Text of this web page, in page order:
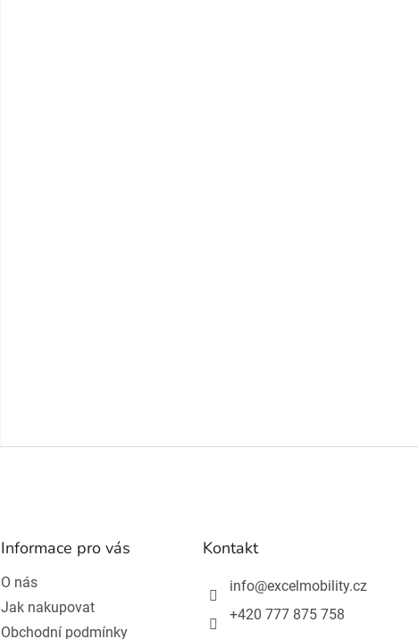
Informace pro vás
O nás
Jak nakupovat
Obchodní podmínky
Kontakt
info@excelmobility.cz
+420 777 875 758